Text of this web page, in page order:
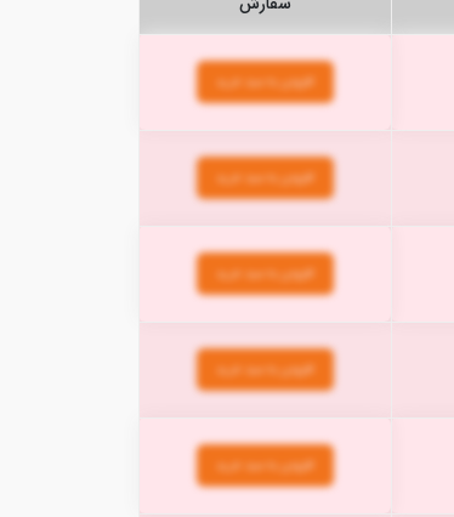
افزودن به سبد خرید
افزودن به سبد خرید
افزودن به سبد خرید
افزودن به سبد خرید
افزودن به سبد خرید